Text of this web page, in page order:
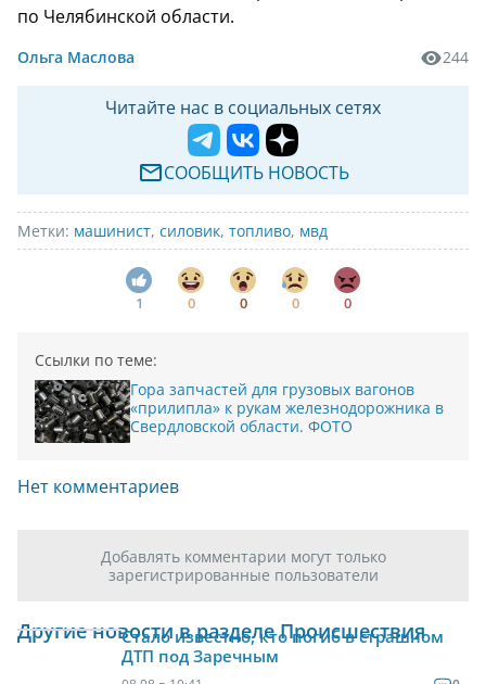
по Челябинской области.
Ольга Маслова 244
Читайте нас в социальных сетях
СООБЩИТЬ НОВОСТЬ
Метки: машинист, силовик, топливо, мвд
1 0 0 0 0
Ссылки по теме:
Гора запчастей для грузовых вагонов
«прилипла» к рукам железнодорожника в
Свердловской области. ФОТО
Нет комментариев
Добавлять комментарии могут только
зарегистрированные пользователи
Другие новости в разделе Происшествия
Стало известно, кто погиб в страшном
ДТП под Заречным